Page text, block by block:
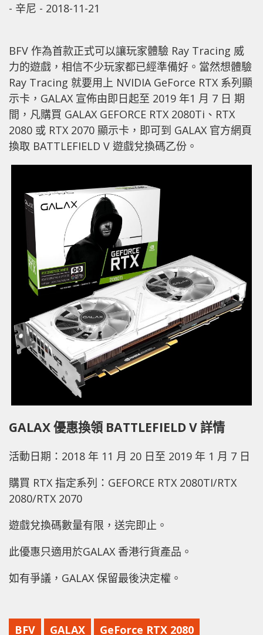
- 辛尼 - 2018-11-21
BFV 作為首款正式可以讓玩家體驗 Ray Tracing 威
力的遊戲，相信不少玩家都已經準備好。當然想體驗
Ray Tracing 就要用上 NVIDIA GeForce RTX 系列顯
示卡，GALAX 宣佈由即日起至 2019 年1 月 7 日 期
間，凡購買 GALAX GEFORCE RTX 2080Ti、RTX
2080 或 RTX 2070 顯示卡，即可到 GALAX 官方網頁
換取 BATTLEFIELD V 遊戲兌換碼乙份。
GALAX 優惠換領 BATTLEFIELD V 詳情
活動日期：2018 年 11 月 20 日至 2019 年 1 月 7 日
購買 RTX 指定系列：GEFORCE RTX 2080TI/RTX
2080/RTX 2070
遊戲兌換碼數量有限，送完即止。
此優惠只適用於GALAX 香港行貨產品。
如有爭議，GALAX 保留最後決定權。
BFV GALAX GeForce RTX 2080